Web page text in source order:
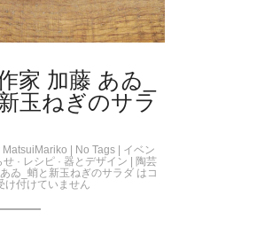
家 加藤 あゐ_
玉ねぎのサラ
MatsuiMariko | No Tags | イベン
せ · レシピ · 器とデザイン
陶芸
ゐ_蛸と新玉ねぎのサラダ は コ
け付けていません